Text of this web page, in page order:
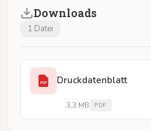
Downloads
1 Datei
PDF Druckdatenblatt
3,3 MB PDF